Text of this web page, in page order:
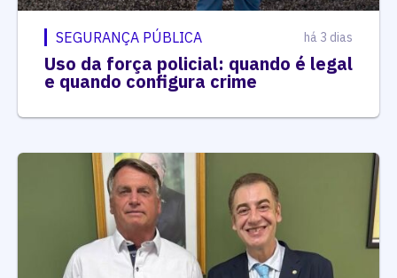
SEGURANÇA PÚBLICA há 3 dias
Uso da força policial: quando é legal
e quando configura crime